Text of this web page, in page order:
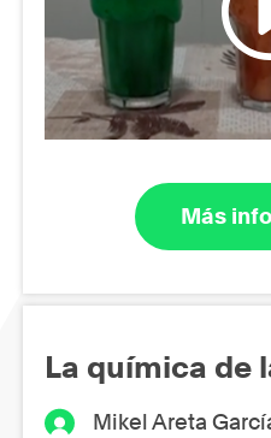
Más
La química de
Mikel Areta